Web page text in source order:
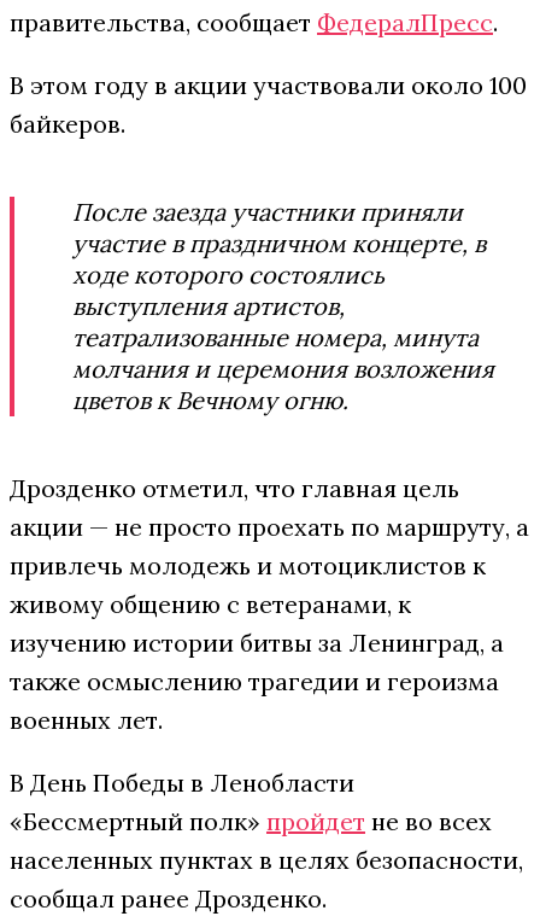
правительства, сообщает ФедералПресс.
В этом году в акции участвовали около 100
байкеров.
После заезда участники приняли
участие в праздничном концерте, в
ходе которого состоялись
выступления артистов,
театрализованные номера, минута
молчания и церемония возложения
цветов к Вечному огню.
Дрозденко отметил, что главная цель
акции — не просто проехать по маршруту, а
привлечь молодежь и мотоциклистов к
живому общению с ветеранами, к
изучению истории битвы за Ленинград, а
также осмыслению трагедии и героизма
военных лет.
В День Победы в Ленобласти
«Бессмертный полк» пройдет не во всех
населенных пунктах в целях безопасности,
сообщал ранее Дрозденко.